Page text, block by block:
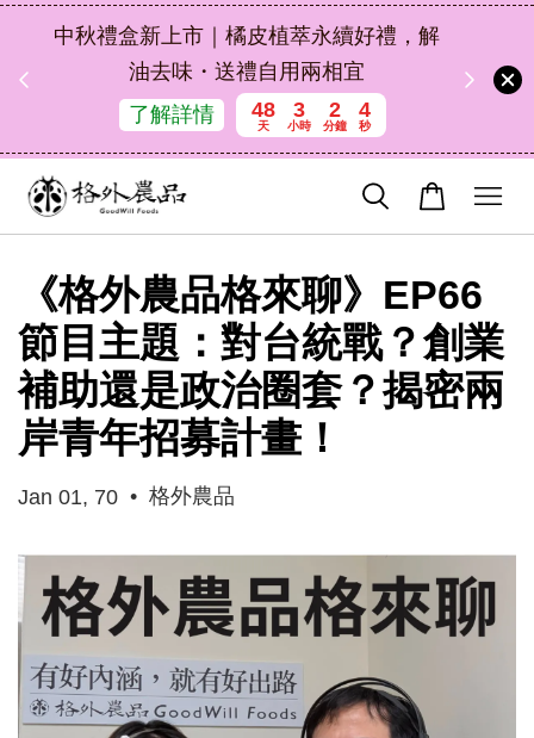
中秋禮盒新上市｜橘皮植萃永續好禮，解
油去味・送禮自用兩相宜
了解詳情
48
天
3
小時
2
分鐘
3
秒
《格外農品格來聊》EP66
節目主題：對台統戰？創業
補助還是政治圈套？揭密兩
岸青年招募計畫！
Jan 01, 70 • 格外農品